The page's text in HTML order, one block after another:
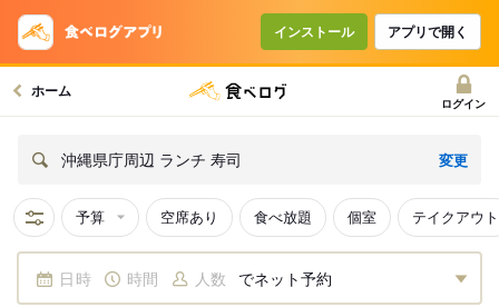
インストール アプリで開く
ホーム
ログイン
沖縄県庁周辺 ランチ 寿司 変更
予算 空席あり 食べ放題 個室 テイクアウト
日時 時間 人数 でネット予約